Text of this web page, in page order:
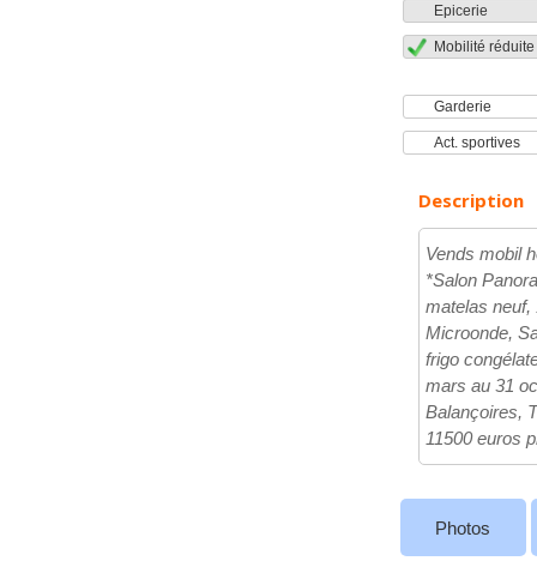
Epicerie
Mobilité réduite
Garderie
Act. sportives
Description
Vends mobil
*Salon
matelas neuf,
Microonde,
frigo
mars au 31
Balançoires,
11500 euros
Photos